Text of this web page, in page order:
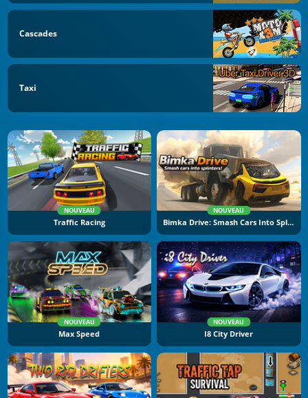
Cascades
Taxi
NOUVEAU
Traffic Racing
NOUVEAU
Bimka Drive: Smash Cars Into Splinters
NOUVEAU
Max Speed
NOUVEAU
I8 City Driver